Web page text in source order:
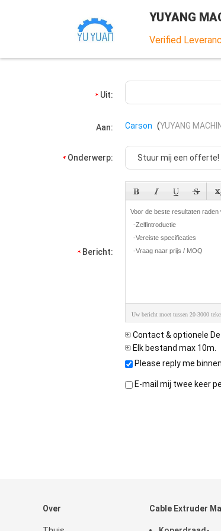
YUYANG
Verified
Uit:
Aan: Carson (YUYANG
Onderwerp:
Bericht:
Uw bericht moet tussen 20-3000
Contact & optionele
Elk bestand max 10m.
Please reply me
E-mail mij twee keer
Over Cable Extruder